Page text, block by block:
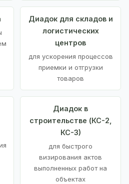
Диадок для складов и
логистических
центров
для ускорения процессов
приемки и отгрузки
товаров
Диадок в
строительстве (КС-2,
КС-3)
для быстрого
визирования актов
выполненных работ на
объектах